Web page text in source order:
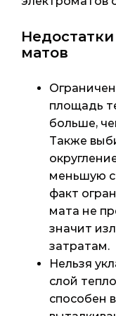
матов
площадь
больше,
Также
меньшую
факт
мата не
значит
затратам.
Нельзя
слой
способен